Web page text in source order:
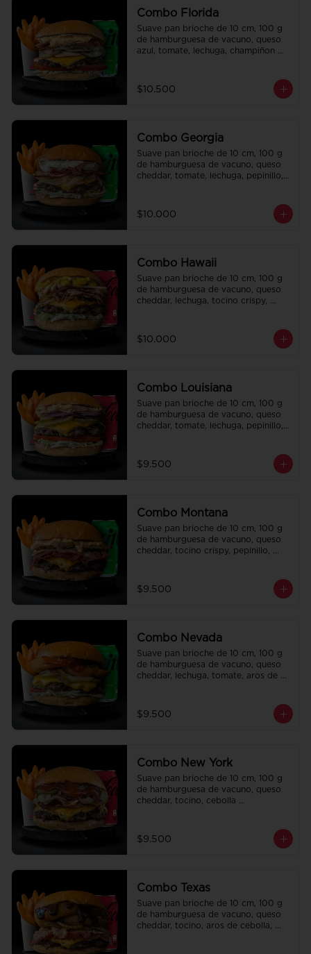
Combo Florida
Suave pan brioche de 10 cm, 100 g
de hamburguesa de vacuno, queso
azul, tomate, lechuga, champiñon
Papas fritas perfectamente
condimentadas, salsa de la casa de
$10.500
Combo Georgia
Suave pan brioche de 10 cm, 100 g
de hamburguesa de vacuno, queso
cheddar, tomate, lechuga, pepinillo,
condimentadas, salsa de la casa de
regalo a elección y una bebida de
$10.000
Combo Hawaii
Suave pan brioche de 10 cm, 100 g
de hamburguesa de vacuno, queso
cheddar, lechuga, tocino crispy,
perfectamente condimentadas, salsa
de la casa de regalo a elección y una
$10.000
Combo Louisiana
Suave pan brioche de 10 cm, 100 g
de hamburguesa de vacuno, queso
cheddar, tomate, lechuga, pepinillo,
condimentadas, salsa de la casa de
regalo a elección y una bebida de
$9.500
Combo Montana
Suave pan brioche de 10 cm, 100 g
de hamburguesa de vacuno, queso
cheddar, tocino crispy, pepinillo,
salsa de la casa de regalo a elección
y una Bebida de 350 cc a elección.
$9.500
Combo Nevada
Suave pan brioche de 10 cm, 100 g
de hamburguesa de vacuno, queso
cheddar, lechuga, tomate, aros de
condimentadas, salsa de la casa de
regalo a elección y una bebida de
$9.500
Combo New York
Suave pan brioche de 10 cm, 100 g
de hamburguesa de vacuno, queso
cheddar, tocino, cebolla
condimentadas, salsa de la casa de
regalo a elección y una Bebida de
$9.500
Combo Texas
Suave pan brioche de 10 cm, 100 g
de hamburguesa de vacuno, queso
cheddar, tocino, aros de cebolla,